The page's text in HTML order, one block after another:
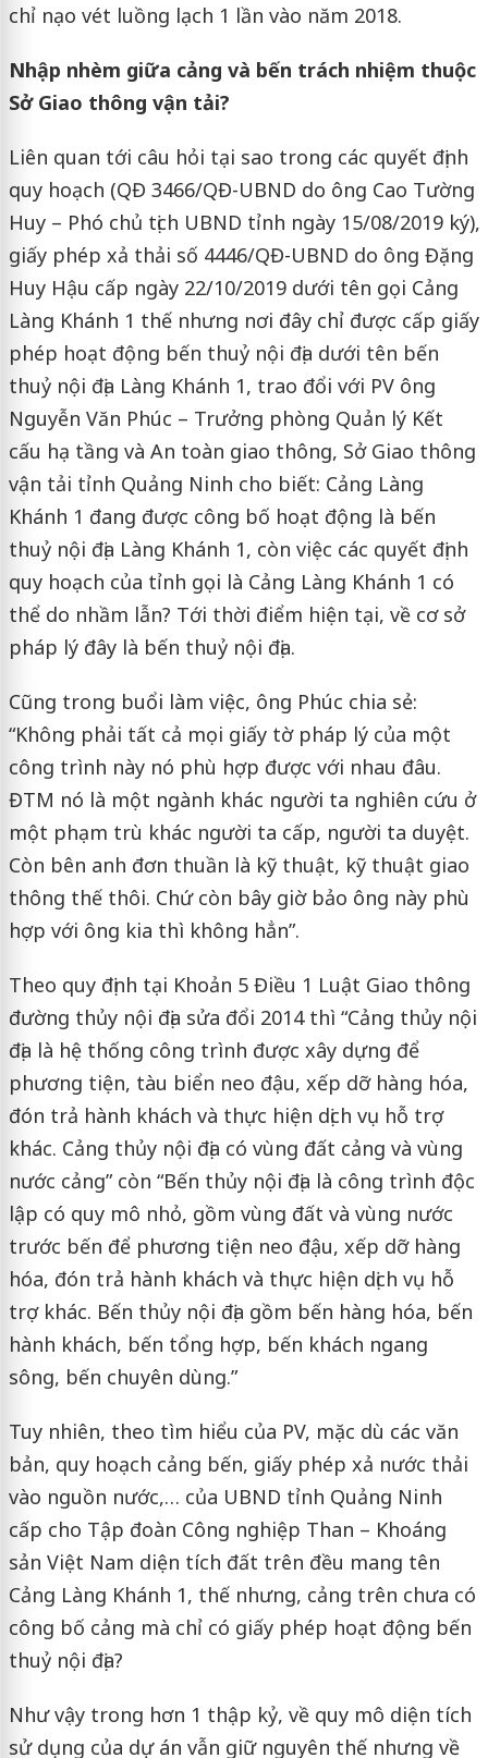
chỉ nạo vét luồng lạch 1 lần vào năm 2018.
Nhập nhèm giữa cảng và bến trách nhiệm thuộc
Sở Giao thông vận tải?
Liên quan tới câu hỏi tại sao trong các quyết định
quy hoạch (QĐ 3466/QĐ-UBND do ông Cao Tường
Huy – Phó chủ tịch UBND tỉnh ngày 15/08/2019 ký),
giấy phép xả thải số 4446/QĐ-UBND do ông Đặng
Huy Hậu cấp ngày 22/10/2019 dưới tên gọi Cảng
Làng Khánh 1 thế nhưng nơi đây chỉ được cấp giấy
phép hoạt động bến thuỷ nội địa dưới tên bến
thuỷ nội địa Làng Khánh 1, trao đổi với PV ông
Nguyễn Văn Phúc – Trưởng phòng Quản lý Kết
cấu hạ tầng và An toàn giao thông, Sở Giao thông
vận tải tỉnh Quảng Ninh cho biết: Cảng Làng
Khánh 1 đang được công bố hoạt động là bến
thuỷ nội địa Làng Khánh 1, còn việc các quyết định
quy hoạch của tỉnh gọi là Cảng Làng Khánh 1 có
thể do nhầm lẫn? Tới thời điểm hiện tại, về cơ sở
pháp lý đây là bến thuỷ nội địa.
Cũng trong buổi làm việc, ông Phúc chia sẻ:
“Không phải tất cả mọi giấy tờ pháp lý của một
công trình này nó phù hợp được với nhau đâu.
ĐTM nó là một ngành khác người ta nghiên cứu ở
một phạm trù khác người ta cấp, người ta duyệt.
Còn bên anh đơn thuần là kỹ thuật, kỹ thuật giao
thông thế thôi. Chứ còn bây giờ bảo ông này phù
hợp với ông kia thì không hẳn”.
Theo quy định tại Khoản 5 Điều 1 Luật Giao thông
đường thủy nội địa sửa đổi 2014 thì “Cảng thủy nội
địa là hệ thống công trình được xây dựng để
phương tiện, tàu biển neo đậu, xếp dỡ hàng hóa,
đón trả hành khách và thực hiện dịch vụ hỗ trợ
khác. Cảng thủy nội địa có vùng đất cảng và vùng
nước cảng” còn “Bến thủy nội địa là công trình độc
lập có quy mô nhỏ, gồm vùng đất và vùng nước
trước bến để phương tiện neo đậu, xếp dỡ hàng
hóa, đón trả hành khách và thực hiện dịch vụ hỗ
trợ khác. Bến thủy nội địa gồm bến hàng hóa, bến
hành khách, bến tổng hợp, bến khách ngang
sông, bến chuyên dùng.”
Tuy nhiên, theo tìm hiểu của PV, mặc dù các văn
bản, quy hoạch cảng bến, giấy phép xả nước thải
vào nguồn nước,… của UBND tỉnh Quảng Ninh
cấp cho Tập đoàn Công nghiệp Than – Khoáng
sản Việt Nam diện tích đất trên đều mang tên
Cảng Làng Khánh 1, thế nhưng, cảng trên chưa có
công bố cảng mà chỉ có giấy phép hoạt động bến
thuỷ nội địa?
Như vậy trong hơn 1 thập kỷ, về quy mô diện tích
sử dụng của dự án vẫn giữ nguyên thế nhưng về